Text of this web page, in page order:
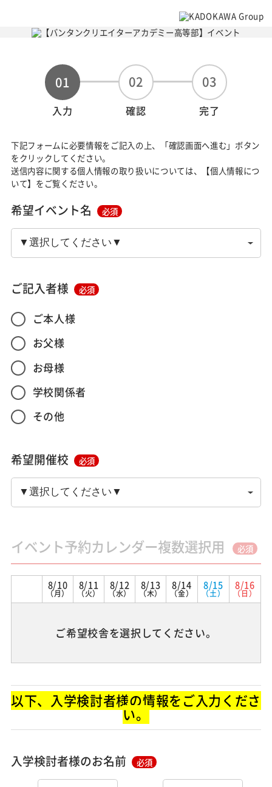
01
入力
02
確認
03
完了
下記フォームに必要情報をご記入の上、「確認画面へ進む」ボタン
をクリックしてください。
送信内容に関する個人情報の取り扱いについては、【個人情報につ
いて】をご覧ください。
希望イベント名 必須
ご記入者様 必須
ご本人様
お父様
お母様
学校関係者
その他
希望開催校 必須
イベント予約カレンダー複数選択用 必須
8/10
（月）
8/11
（火）
8/12
（水）
8/13
（木）
8/14
（金）
8/15
（土）
8/16
（日）
ご希望校舎を選択してください。
以下、入学検討者様の情報をご入力くださ
い。
入学検討者様のお名前 必須